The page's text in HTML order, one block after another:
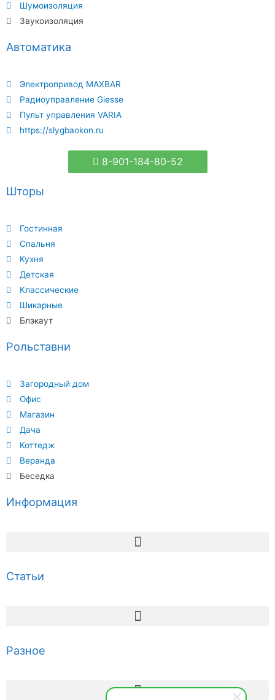
Рольставни
Загородный дом
Офис
Магазин
Дача
Коттедж
Веранда
Беседка
Шторы
Гостинная
Спальня
Кухня
Детская
Классические
Шикарные
Блэкаут
Автоматика
Электропривод MAXBAR
Радиоуправление Giesse
Пульт управления VARIA
https://slygbaokon.ru
8-901-184-80-52
Шумоизоляция
Звукоизоляция
Информация
Статьи
Разное